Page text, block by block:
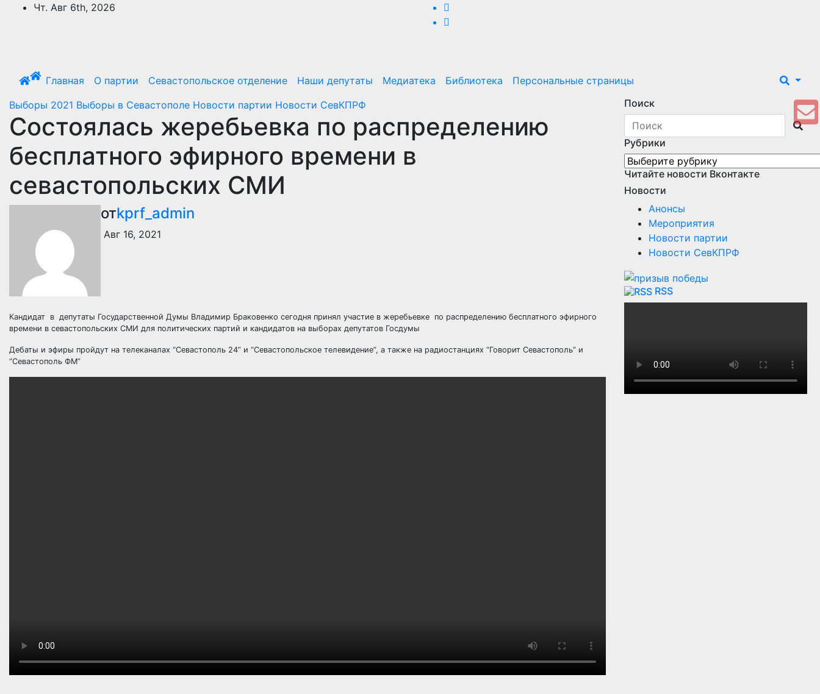
ПерейтиЧт. Авг 6th, 2026
Главная О партии Севастопольское отделение Наши депутаты Медиатека Библиотека
Персональные страницы
Выборы 2021 Выборы в Севастополе Новости партии Новости СевКПРФ
Состоялась жеребьевка по распределению
бесплатного эфирного времени в
севастопольских СМИ
отkprf_admin
Авг 16, 2021
Кандидат в депутаты Государственной Думы Владимир Браковенко сегодня принял участие в жеребьевке по распределению бесплатного эфирного
времени в севастопольских СМИ для политических партий и кандидатов на выборах депутатов Госдумы
Дебаты и эфиры пройдут на телеканалах “Севастополь 24” и “Севастопольское телевидение”, а также на радиостанциях “Говорит Севастополь” и
“Севастополь ФМ”
Поиск
Рубрики
Рубрики
Читайте новости Вконтакте
Новости
Анонсы
Мероприятия
Новости партии
Новости СевКПРФ
RSS